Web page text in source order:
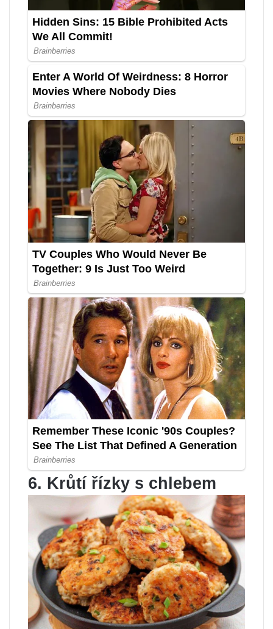
6. Krůtí řízky s chlebem